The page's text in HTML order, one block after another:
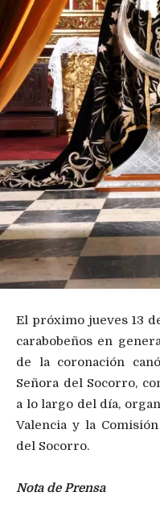
El próximo jueves 13
carabobeños en
de la coronación
Señora del Socorro,
a lo largo del día,
Valencia y la
del Socorro.
Nota de Prensa